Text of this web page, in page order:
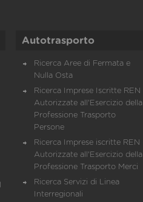
Autotrasporto
Ricerca Aree di Fermata e
Nulla Osta
Ricerca Imprese Iscritte REN
Autorizzate all'Esercizio della
Professione Trasporto
Persone
Ricerca Imprese iscritte REN
Autorizzate all'Esercizio della
Professione Trasporto Merci
Ricerca Servizi di Linea
Interregionali